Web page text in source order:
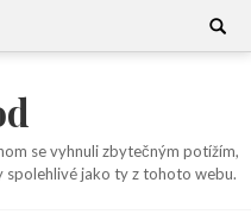
Search
se vyhnuli zbytečným potížím,
spolehlivé jako ty z tohoto webu.